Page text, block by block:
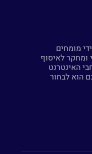
מומחים
ומחקר לאיסוף
האינטרנט
הוא לבחור